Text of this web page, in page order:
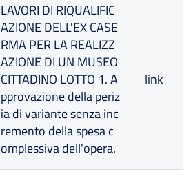
LAVORI DI RIQUALIFIC
AZIONE DELL'EX CASE
RMA PER LA REALIZZ
AZIONE DI UN MUSEO
CITTADINO LOTTO 1. A
pprovazione della periz
ia di variante senza inc
remento della spesa c
omplessiva dell'opera.
link